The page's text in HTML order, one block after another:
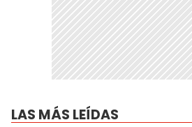
LAS MÁS LEÍDAS